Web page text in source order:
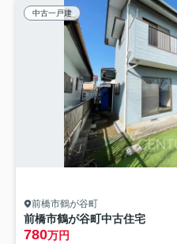
中古一戸建
前橋市鶴が谷町
前橋市鶴が谷町中古住宅
780万円